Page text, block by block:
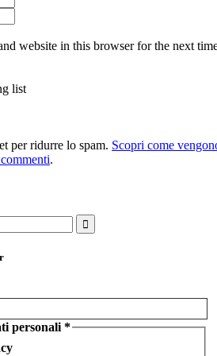
website in this browser for the next
list
per ridurre lo spam. Scopri come
.
personali *